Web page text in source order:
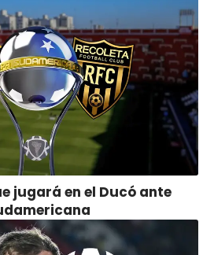
jugará en el Ducó ante